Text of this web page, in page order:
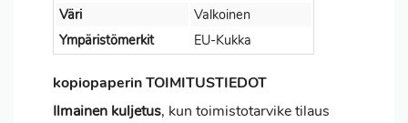
Väri
Valkoinen
Ympäristömerkit
EU-Kukka
kopiopaperin TOIMITUSTIEDOT
Ilmainen kuljetus, kun toimistotarvike tilaus